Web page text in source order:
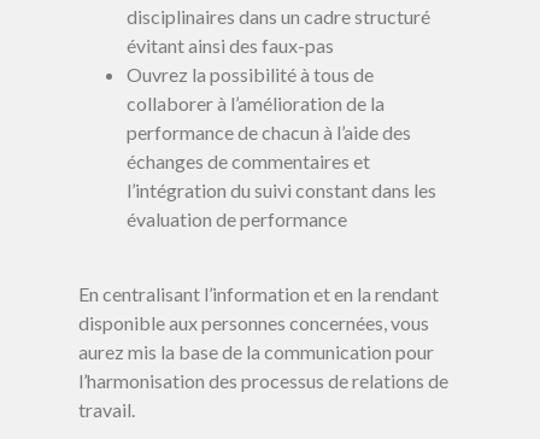
disciplinaires dans un cadre structuré
évitant ainsi des faux-pas
Ouvrez la possibilité à tous de
collaborer à l’amélioration de la
performance de chacun à l’aide des
échanges de commentaires et
l’intégration du suivi constant dans les
évaluation de performance
En centralisant l’information et en la rendant
disponible aux personnes concernées, vous
aurez mis la base de la communication pour
l’harmonisation des processus de relations de
travail.